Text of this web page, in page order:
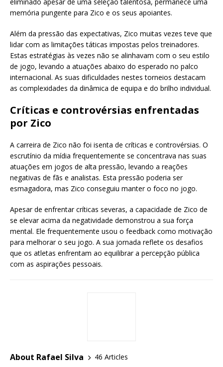
memória pungente para Zico e os seus apoiantes.
Além da pressão das expectativas, Zico muitas vezes teve que
lidar com as limitações táticas impostas pelos treinadores.
Estas estratégias às vezes não se alinhavam com o seu estilo
de jogo, levando a atuações abaixo do esperado no palco
internacional. As suas dificuldades nestes torneios destacam
as complexidades da dinâmica de equipa e do brilho individual.
Críticas e controvérsias enfrentadas
por Zico
A carreira de Zico não foi isenta de críticas e controvérsias. O
escrutínio da mídia frequentemente se concentrava nas suas
atuações em jogos de alta pressão, levando a reações
negativas de fãs e analistas. Esta pressão poderia ser
esmagadora, mas Zico conseguiu manter o foco no jogo.
Apesar de enfrentar críticas severas, a capacidade de Zico de
se elevar acima da negatividade demonstrou a sua força
mental. Ele frequentemente usou o feedback como motivação
para melhorar o seu jogo. A sua jornada reflete os desafios
que os atletas enfrentam ao equilibrar a percepção pública
com as aspirações pessoais.
About Rafael Silva
46 Articles